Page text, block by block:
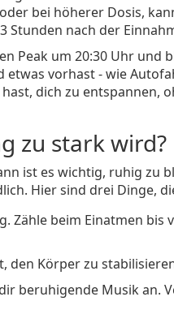
bei höherer Dosis,
Stunden nach der
Peak um 20:30 Uhr und
vorhast - wie
dich zu entspannen,
zu stark wird?
ist es wichtig, ruhig zu
Hier sind drei Dinge,
Zähle beim Einatmen bis
den Körper zu
beruhigende Musik an.